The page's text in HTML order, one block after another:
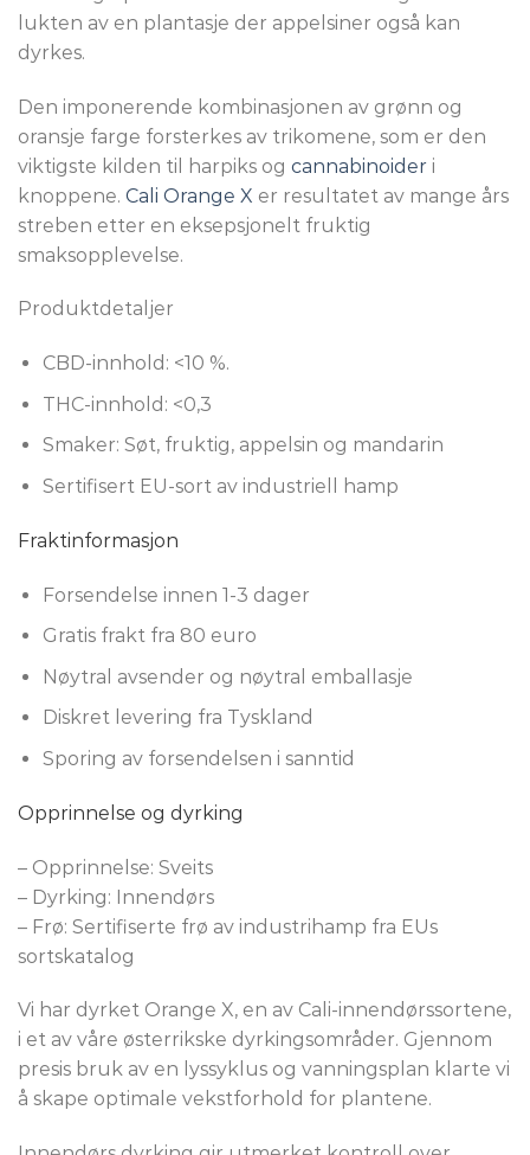
lukten av en plantasje der appelsiner også kan
dyrkes.
Den imponerende kombinasjonen av grønn og
oransje farge forsterkes av trikomene, som er den
viktigste kilden til harpiks og cannabinoider i
knoppene. Cali Orange X er resultatet av mange års
streben etter en eksepsjonelt fruktig
smaksopplevelse.
Produktdetaljer
CBD-innhold: <10 %.
THC-innhold: <0,3
Smaker: Søt, fruktig, appelsin og mandarin
Sertifisert EU-sort av industriell hamp
Fraktinformasjon
Forsendelse innen 1-3 dager
Gratis frakt fra 80 euro
Nøytral avsender og nøytral emballasje
Diskret levering fra Tyskland
Sporing av forsendelsen i sanntid
Opprinnelse og dyrking
– Opprinnelse: Sveits
– Dyrking: Innendørs
– Frø: Sertifiserte frø av industrihamp fra EUs
sortskatalog
Vi har dyrket Orange X, en av Cali-innendørssortene,
i et av våre østerrikske dyrkingsområder. Gjennom
presis bruk av en lyssyklus og vanningsplan klarte vi
å skape optimale vekstforhold for plantene.